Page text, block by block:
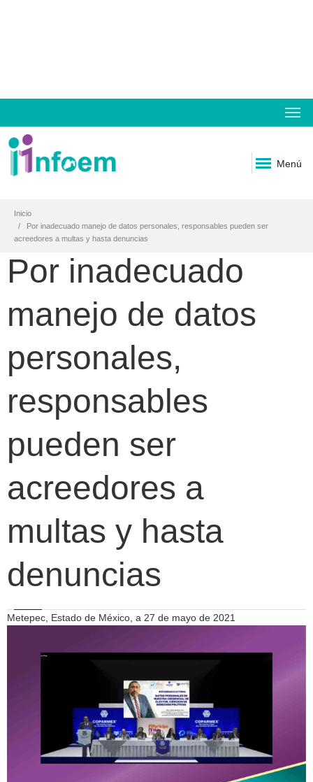
Menú
Inicio
Por inadecuado manejo de datos personales, responsables pueden ser
acreedores a multas y hasta denuncias
Por inadecuado
manejo de datos
personales,
responsables
pueden ser
acreedores a
multas y hasta
denuncias
Metepec, Estado de México, a 27 de mayo de 2021